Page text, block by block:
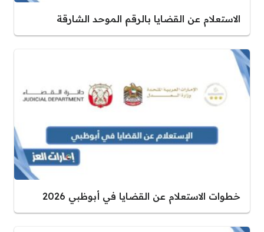
الاستعلام عن القضايا بالرقم الموحد الشارقة
خطوات الاستعلام عن القضايا في أبوظبي 2026